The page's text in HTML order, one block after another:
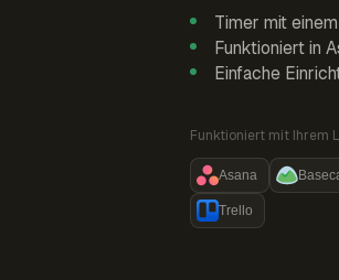
Timer mit
Funktioniert in
Einfache
Funktioniert mit Ihrem
Asana
Trello